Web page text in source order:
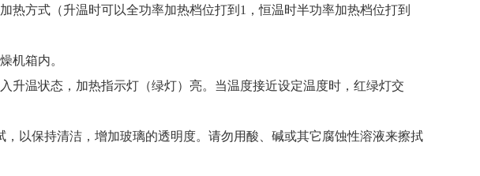
方式（升温时可以全功率加热档位打到1，恒温时半功率加热档位打到
机箱内。
温状态，加热指示灯（绿灯）亮。当温度接近设定温度时，红绿灯交
保持清洁，增加玻璃的透明度。请勿用酸、碱或其它腐蚀性溶液来擦拭